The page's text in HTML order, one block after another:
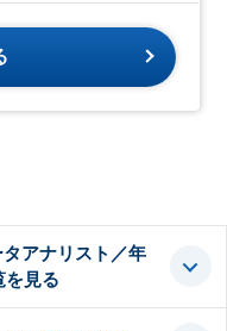
アナリスト／年
を見る